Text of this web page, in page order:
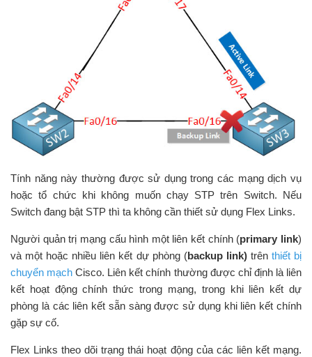
Tính năng này thường được sử dụng trong các mạng dịch vụ
hoặc tổ chức khi không muốn chạy STP trên Switch. Nếu
Switch đang bật STP thì ta không cần thiết sử dụng Flex Links.
Người quản trị mạng cấu hình một liên kết chính (primary link)
và một hoặc nhiều liên kết dự phòng (backup link)trên thiết bị
chuyển mạch Cisco. Liên kết chính thường được chỉ định là liên
kết hoạt động chính thức trong mạng, trong khi liên kết dự
phòng là các liên kết sẵn sàng được sử dụng khi liên kết chính
gặp sự cố.
Flex Links theo dõi trạng thái hoạt động của các liên kết mạng.